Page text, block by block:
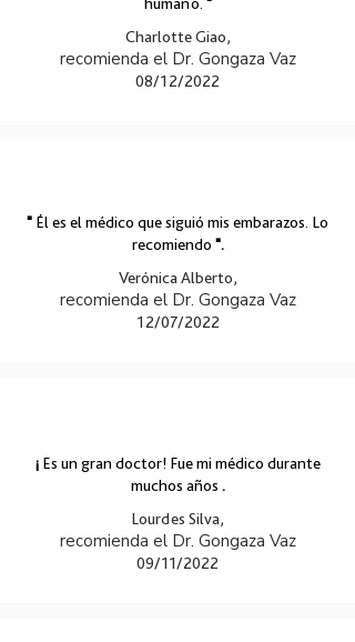
Charlotte Giao,
recomienda el Dr. Gongaza Vaz
08/12/2022
" Él es el médico que siguió mis embarazos. Lo
recomiendo ".
Verónica Alberto,
recomienda el Dr. Gongaza Vaz
12/07/2022
¡ Es un gran doctor! Fue mi médico durante
muchos años .
Lourdes Silva,
recomienda el Dr. Gongaza Vaz
09/11/2022